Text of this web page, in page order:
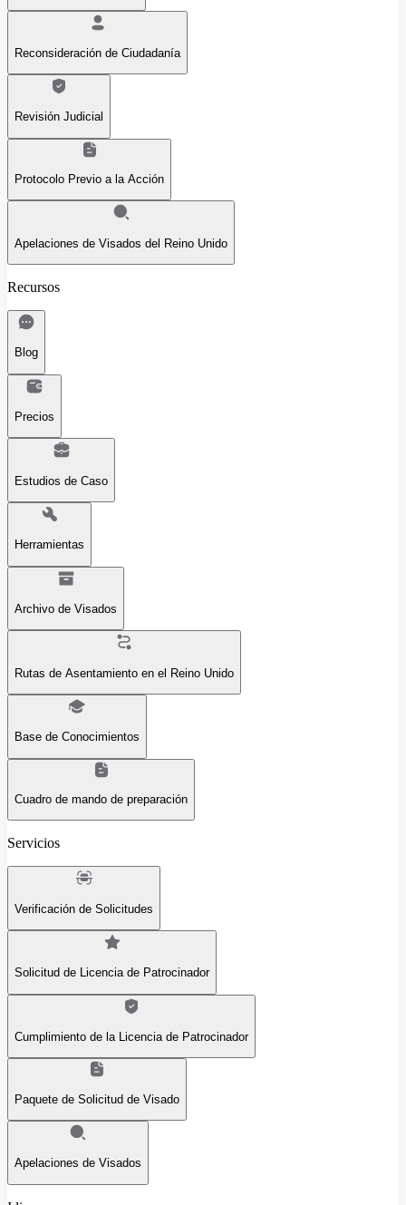
Reconsideración de Ciudadanía
Revisión Judicial
Protocolo Previo a la Acción
Apelaciones de Visados del Reino Unido
Recursos
Blog
Precios
Estudios de Caso
Herramientas
Archivo de Visados
Rutas de Asentamiento en el Reino Unido
Base de Conocimientos
Cuadro de mando de preparación
Servicios
Verificación de Solicitudes
Solicitud de Licencia de Patrocinador
Cumplimiento de la Licencia de Patrocinador
Paquete de Solicitud de Visado
Apelaciones de Visados